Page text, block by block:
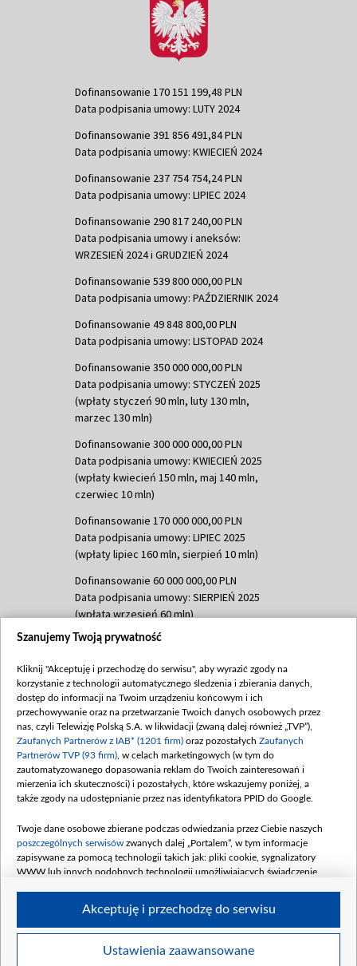
Dofinansowanie 170 151 199,48 PLN
Data podpisania umowy: LUTY 2024
Dofinansowanie 391 856 491,84 PLN
Data podpisania umowy: KWIECIEŃ 2024
Dofinansowanie 237 754 754,24 PLN
Data podpisania umowy: LIPIEC 2024
Dofinansowanie 290 817 240,00 PLN
Data podpisania umowy i aneksów:
WRZESIEŃ 2024 i GRUDZIEŃ 2024
Dofinansowanie 539 800 000,00 PLN
Data podpisania umowy: PAŹDZIERNIK 2024
Dofinansowanie 49 848 800,00 PLN
Data podpisania umowy: LISTOPAD 2024
Dofinansowanie 350 000 000,00 PLN
Data podpisania umowy: STYCZEŃ 2025
(wpłaty styczeń 90 mln, luty 130 mln,
marzec 130 mln)
Dofinansowanie 300 000 000,00 PLN
Data podpisania umowy: KWIECIEŃ 2025
(wpłaty kwiecień 150 mln, maj 140 mln,
czerwiec 10 mln)
Dofinansowanie 170 000 000,00 PLN
Data podpisania umowy: LIPIEC 2025
(wpłaty lipiec 160 mln, sierpień 10 mln)
Dofinansowanie 60 000 000,00 PLN
Data podpisania umowy: SIERPIEŃ 2025
(wpłata wrzesień 60 mln)
Dofinansowanie 635 783 051,21 PLN
(wpłata wrzesień 100 mln, październik 350
mln, listopad 265 mln)
Dofinansowanie 48 862 000,00 PLN
Data podpisania umowy: GRUDZIEŃ 2025
(wpłata grudzień 60,548 mln)
Dofinansowanie 900 000 000,00 PLN
Data podpisania umowy: LUTY 2026 (wpłata
kwiecień 180 mln, 7 maja 180 mln, 8
czerwca 90 mln)
Dofinansowanie 250 000 000,00 PLN
4 sierpnia 250 mln
Szanujemy Twoją prywatność
Kliknij "Akceptuję i przechodzę do serwisu", aby wyrazić zgody na
korzystanie z technologii automatycznego śledzenia i zbierania danych,
dostęp do informacji na Twoim urządzeniu końcowym i ich
przechowywanie oraz na przetwarzanie Twoich danych osobowych przez
nas, czyli Telewizję Polską S.A. w likwidacji (zwaną dalej również „TVP”),
Zaufanych Partnerów z IAB* (1201 firm) oraz pozostałych Zaufanych
Partnerów TVP (93 firm) , w celach marketingowych (w tym do
zautomatyzowanego dopasowania reklam do Twoich zainteresowań i
mierzenia ich skuteczności) i pozostałych, które wskazujemy poniżej, a
także zgody na udostępnianie przez nas identyfikatora PPID do Google.
Twoje dane osobowe zbierane podczas odwiedzania przez Ciebie naszych
poszczególnych serwisów zwanych dalej „Portalem”, w tym informacje
zapisywane za pomocą technologii takich jak: pliki cookie, sygnalizatory
WWW lub innych podobnych technologii umożliwiających świadczenie
Twoje dane osobowe zbierane podczas odwiedzania przez Ciebie
Ustawienia zaawansowane
Akceptuję i przechodzę do serwisu